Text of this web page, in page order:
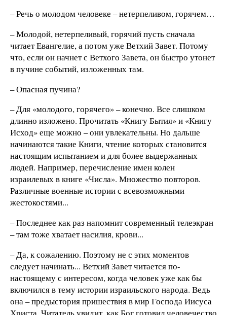
– Речь о молодом человеке – нетерпеливом, горячем…
– Молодой, нетерпеливый, горячий пусть сначала
читает Евангелие, а потом уже Ветхий Завет. Потому
что, если он начнет с Ветхого Завета, он быстро утонет
в пучине событий, изложенных там.
– Опасная пучина?
– Для «молодого, горячего» – конечно. Все слишком
длинно изложено. Прочитать «Книгу Бытия» и «Книгу
Исход» еще можно – они увлекательны. Но дальше
начинаются такие Книги, чтение которых становится
настоящим испытанием и для более выдержанных
людей. Например, перечисление имен колен
израилевых в книге «Числа». Множество повторов.
Различные военные истории с всевозможными
жестокостями...
– Последнее как раз напомнит современный телеэкран
– там тоже хватает насилия, крови...
– Да, к сожалению. Поэтому не с этих моментов
следует начинать... Ветхий Завет читается по-
настоящему с интересом, когда человек уже как бы
включился в тему истории израильского народа. Ведь
она – предыстория пришествия в мир Господа Иисуса